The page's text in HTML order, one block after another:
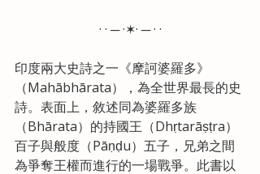
· · ─ ·✶· ─ · ·
印度兩大史詩之一《摩訶婆羅多》
（Mahābhārata），為全世界最長的史
詩。表面上，敘述同為婆羅多族
（Bhārata）的持國王（Dhṛtarāṣṭra）
百子與般度（Pāṇḍu）五子，兄弟之間
為爭奪王權而進行的一場戰爭。此書以